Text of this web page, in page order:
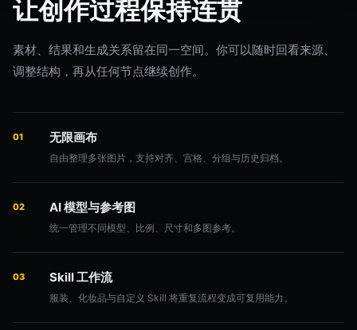
让创作过程保持连贯
素材、结果和生成关系留在同一空间。你可以随时回看来源、
调整结构，再从任何节点继续创作。
01 无限画布
自由整理多张图片，支持对齐、宫格、分组与历史归档。
02 AI 模型与参考图
统一管理不同模型、比例、尺寸和多图参考。
03 Skill 工作流
服装、化妆品与自定义 Skill 将重复流程变成可复用能力。